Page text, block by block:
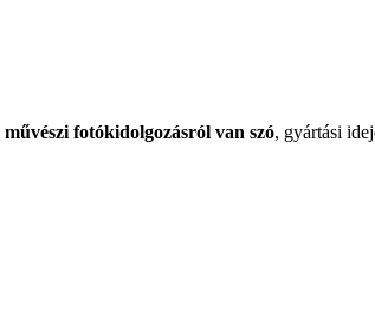
művészi fotókidolgozásról van szó, gyártási